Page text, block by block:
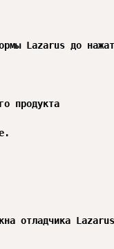
Lazarus до
продукта
отладчика